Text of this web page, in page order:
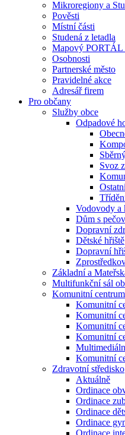
Mikroregiony a
Pověsti
Místní části
Studená z letadla
Mapový
Osobnosti
Partnerské město
Pravidelné akce
Adresář firem
Pro občany
Služby obce
Odpadové
Svoz
Vodovody a
Dům s
Dopravní
Dětské hřiště
Dopravní
Základní a
Multifunkční sál
Komunitní
Komunitní
Komunitní
Komunitní
Komunitní
Komunitní
Zdravotní středisko
Aktuálně
Ordinace
Ordinace
Ordinace
Ordinace
Ordinace